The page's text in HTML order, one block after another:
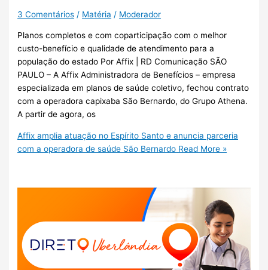
3 Comentários / Matéria / Moderador
Planos completos e com coparticipação com o melhor
custo-benefício e qualidade de atendimento para a
população do estado Por Affix | RD Comunicação SÃO
PAULO – A Affix Administradora de Benefícios – empresa
especializada em planos de saúde coletivo, fechou contrato
com a operadora capixaba São Bernardo, do Grupo Athena.
A partir de agora, os
Affix amplia atuação no Espírito Santo e anuncia parceria
com a operadora de saúde São Bernardo Read More »